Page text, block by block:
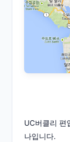
UC버클리 편
나입니다.